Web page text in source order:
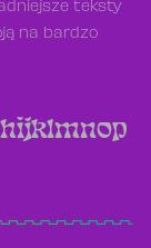
teksty
na bardzo
hijklmnop